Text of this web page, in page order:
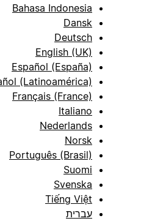
Bahasa Indonesia
Dansk
Deutsch
English (UK)
Español (España)
Español (Latinoamérica)
Français (France)
Italiano
Nederlands
Norsk
Português (Brasil)
Suomi
Svenska
Tiếng Việt
עברית